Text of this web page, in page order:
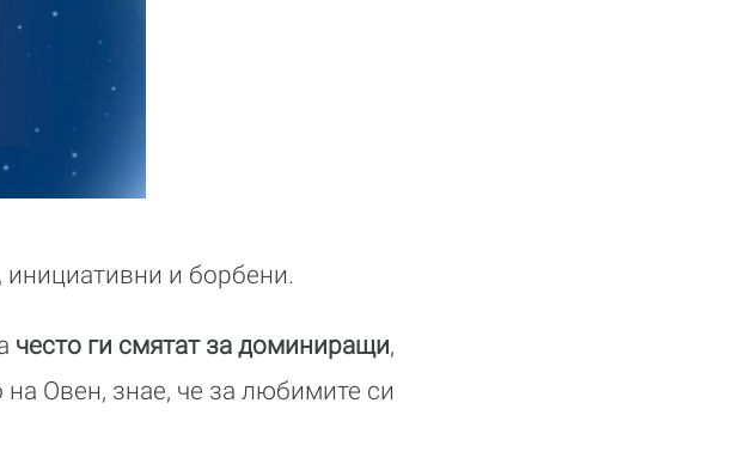
инициативни и борбени.
често ги смятат за доминиращи,
Овен, знае, че за любимите си